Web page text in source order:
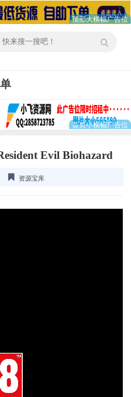
Evil Biohazard
资源宝库